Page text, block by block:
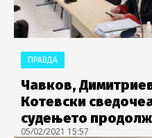
ПРАВДА
Чавков,
Котевски
судењето
05/02/2021 15:57